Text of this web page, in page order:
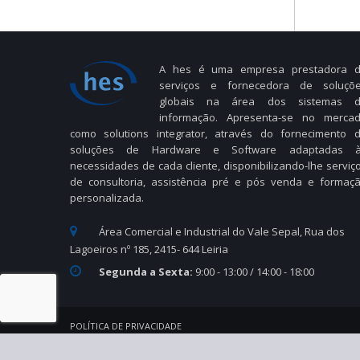
A hes é uma empresa prestadora
serviços e fornecedora de
globais na área dos sistemas
informação. Apresenta-se no
como solutions integrator, através do fornecimento
soluções de Hardware e Software adaptadas
necessidades de cada cliente, disponibilizando-lhe
de consultoria, assistência pré e pós venda e
personalizada.
Área Comercial e Industrial do Vale Sepal, Rua dos
Lagoeiros nº 185, 2415- 644 Leiria
Segunda a Sexta: 9:00 - 13:00 / 14:00 - 18:00
POLÍTICA DE PRIVACIDADE